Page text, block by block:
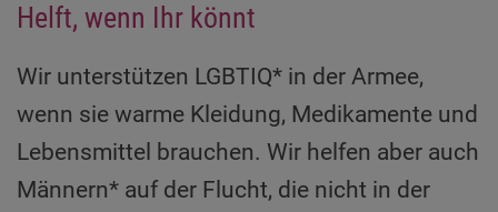
Helft, wenn Ihr könnt
Wir unterstützen LGBTIQ* in der Armee,
wenn sie warme Kleidung, Medikamente und
Lebensmittel brauchen. Wir helfen aber auch
Männern* auf der Flucht, die nicht in der